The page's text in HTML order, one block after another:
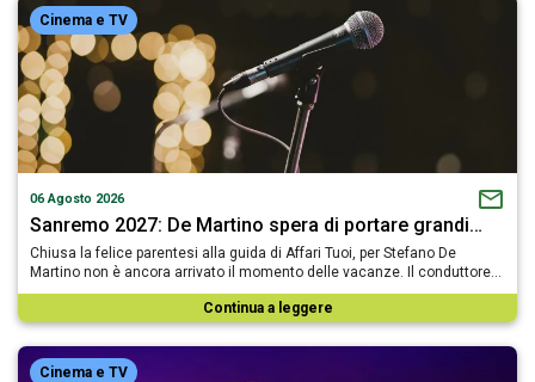
Cinema e TV
06 Agosto 2026
Sanremo 2027: De Martino spera di portare grandi…
Chiusa la felice parentesi alla guida di Affari Tuoi, per Stefano De
Martino non è ancora arrivato il momento delle vacanze. Il conduttore…
Continua a leggere
Cinema e TV